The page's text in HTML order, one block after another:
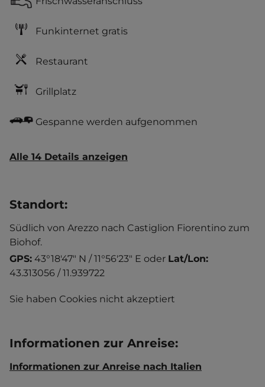
Funkinternet gratis
Restaurant
Grillplatz
Gespanne werden aufgenommen
Alle 14 Details anzeigen
Standort:
Südlich von Arezzo nach Castiglion Fiorentino zum
Biohof.
GPS: 43°18'47" N / 11°56'23" E oder Lat/Lon:
43.313056 / 11.939722
Sie haben Cookies nicht akzeptiert
Informationen zur Anreise:
Informationen zur Anreise nach Italien